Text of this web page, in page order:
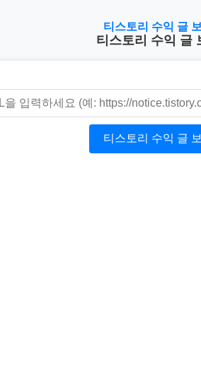
티스토리 수익 글 보
티스토리 수익 글
티스토리 수익 글 보